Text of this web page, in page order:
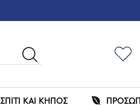
ΣΠΙΤΙ ΚΑΙ ΚΗΠΟΣ